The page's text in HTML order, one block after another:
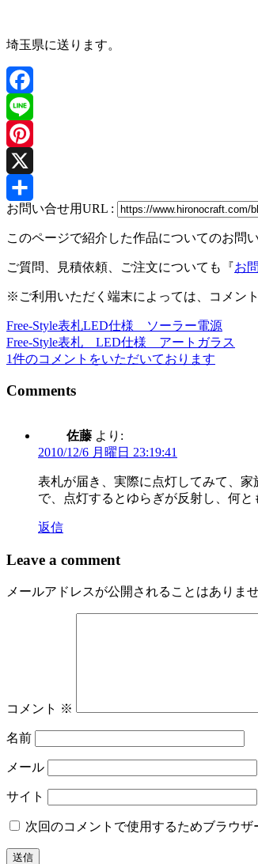
埼玉県に送ります。
Facebook
Line
Pinterest
X
共
有
お問い合せ用URL :
このページで紹介した作品についてのお
ご質問、見積依頼、ご注文についても『お
※ご利用いただく端末によっては、コメン
投
稿
ナ
Free-Style表札LED仕様 ソーラー電源
Free-Style表札 LED仕様 アートガラス
1件のコメントをいただいております
Comments
佐藤 より:
2010/12/6 月曜日 23:19:41
表札が届き、実際に点灯してみて、
で、点灯するとゆらぎが反射し、何
返信
Leave a comment
メールアドレスが公開されることはありませ
コメント ※
名前
メール
サイト
次回のコメントで使用するためブラウ